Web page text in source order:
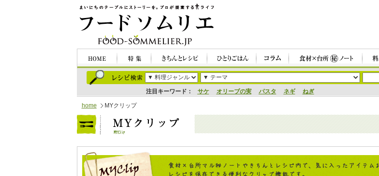
注目キーワード： サケ オリーブの実 パスタ ネギ ねぎ
home MYクリップ